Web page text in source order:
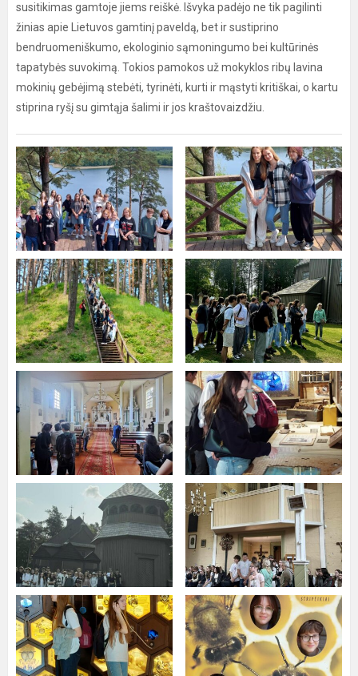
susitikimas gamtoje jiems reiškė. Išvyka padėjo ne tik pagilinti
žinias apie Lietuvos gamtinį paveldą, bet ir sustiprino
bendruomeniškumo, ekologinio sąmoningumo bei kultūrinės
tapatybės suvokimą. Tokios pamokos už mokyklos ribų lavina
mokinių gebėjimą stebėti, tyrinėti, kurti ir mąstyti kritiškai, o kartu
stiprina ryšį su gimtąja šalimi ir jos kraštovaizdžiu.